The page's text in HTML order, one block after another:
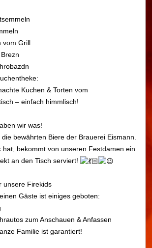
vom Grill
Kuchen & Torten vom
– einfach himmlisch!
wir was!
bewährten Biere der Brauerei Eismann.
hat, bekommt von unseren Festdamen ein
an den Tisch serviert!
unsere Firekids
Gäste ist einiges geboten:
zum Anschauen & Anfassen
Familie ist garantiert!